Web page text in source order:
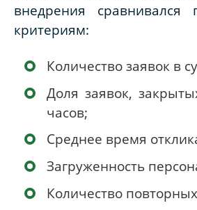
внедрения
критериям:
Количество заявок в
Доля заявок,
часов;
Среднее время
Загруженность
Количество